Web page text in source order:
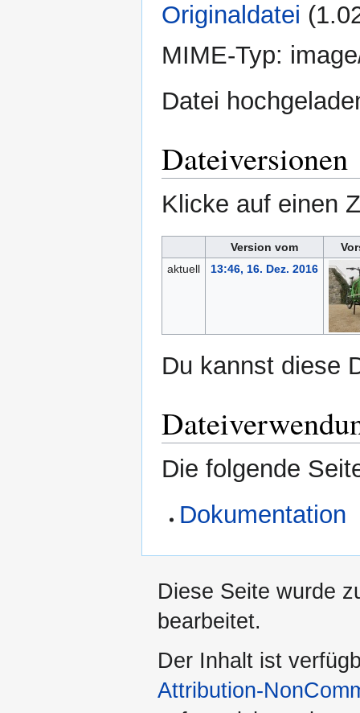
Originaldatei
MIME-Typ:
Datei
Dateiversionen
Klicke auf einen
Version vom
aktuell
13:46, 16. Dez. 2016
Du kannst diese
Die folgende
Dokumentation
Diese Seite wurde
bearbeitet.
Der Inhalt ist
Attribution-